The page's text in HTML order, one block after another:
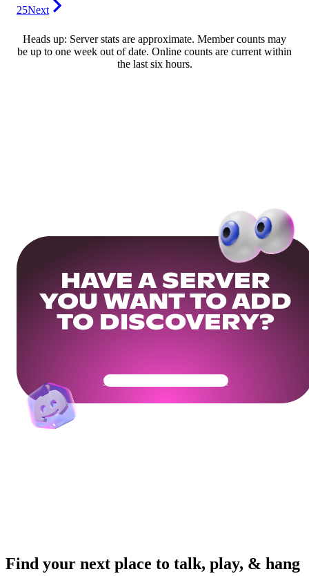
25Next
Heads up: Server stats are approximate. Member counts may
be up to one week out of date. Online counts are current within
the last six hours.
HAVE A SERVER
YOU WANT TO ADD
TO DISCOVERY?
Get Your Community Ready
Find your next place to talk, play, & hang